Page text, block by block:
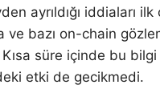
ayrıldığı iddiaları
ve bazı on-chain
Kısa süre içinde bu
etki de gecikmedi.